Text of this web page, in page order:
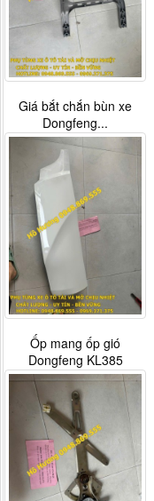
Giá bắt chắn bùn xe
Dongfeng...
Ốp mang ốp gió
Dongfeng KL385